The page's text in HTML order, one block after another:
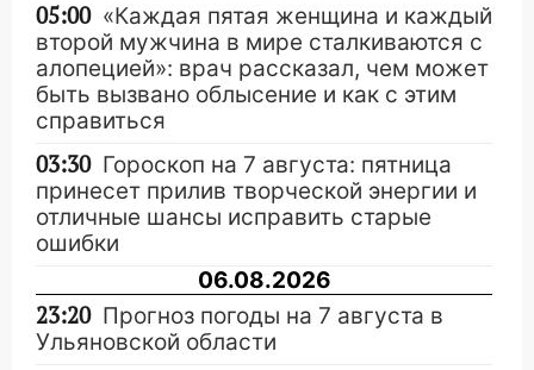
05:00 «Каждая пятая женщина и каждый
второй мужчина в мире сталкиваются с
алопецией»: врач рассказал, чем может
быть вызвано облысение и как с этим
справиться
03:30 Гороскоп на 7 августа: пятница
принесет прилив творческой энергии и
отличные шансы исправить старые
ошибки
06.08.2026
23:20 Прогноз погоды на 7 августа в
Ульяновской области